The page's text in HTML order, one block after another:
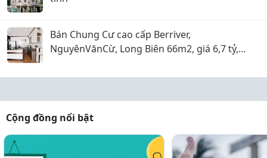
Bán Chung Cư cao cấp Berriver,
NguyênVănCừ, Long Biên 66m2, giá 6,7 tỷ,
Cộng đồng nổi bật